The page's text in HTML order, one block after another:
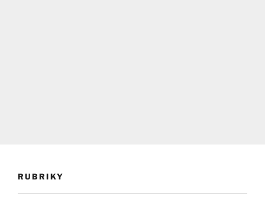
RUBRIKY